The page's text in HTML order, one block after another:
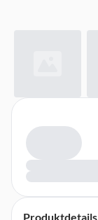
Produktdetails